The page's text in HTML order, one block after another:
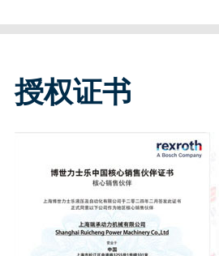
授权证书